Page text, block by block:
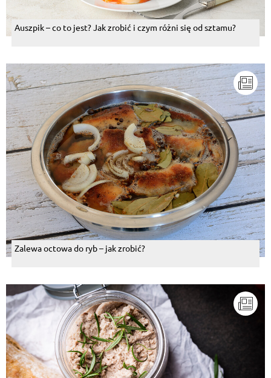
Auszpik – co to jest? Jak zrobić i czym różni się od sztamu?
Zalewa octowa do ryb – jak zrobić?